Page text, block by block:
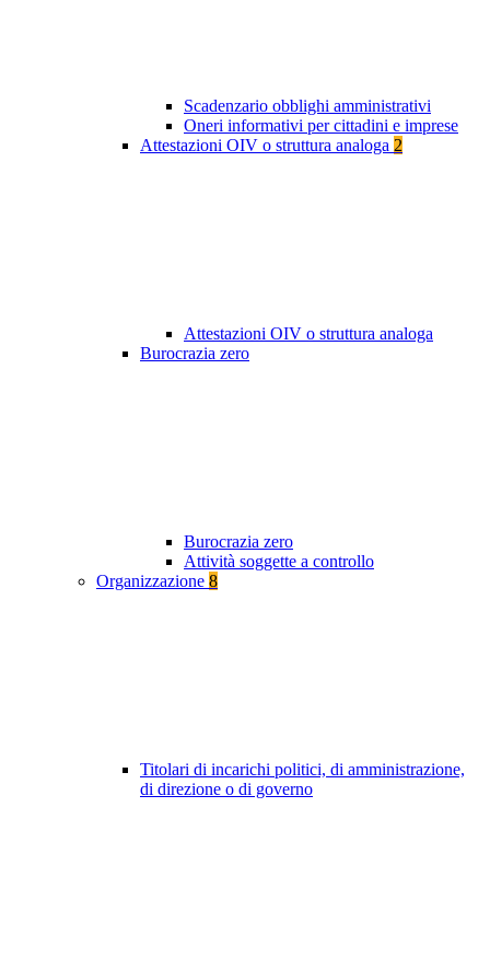
Scadenzario obblighi amministrativi
Oneri informativi per cittadini e imprese
Attestazioni OIV o struttura analoga 2
Attestazioni OIV o struttura analoga
Burocrazia zero
Burocrazia zero
Attività soggette a controllo
Organizzazione 8
Titolari di incarichi politici, di amministrazione,
di direzione o di governo